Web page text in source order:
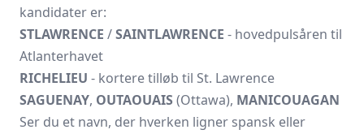
kandidater er:
STLAWRENCE /SAINTLAWRENCE - hovedpulsåren til
Atlanterhavet
RICHELIEU - kortere tilløb til St. Lawrence
SAGUENAY, OUTAOUAIS (Ottawa), MANICOUAGAN
Ser du et navn, der hverken ligner spansk eller